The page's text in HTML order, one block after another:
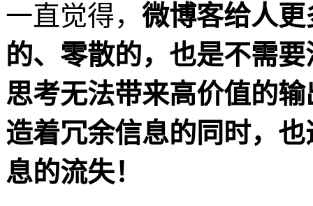
一直觉得， 微博客给人
的、零散的，也是不需
思考无法带来高价值的
造着冗余信息的同时，
息的流失！